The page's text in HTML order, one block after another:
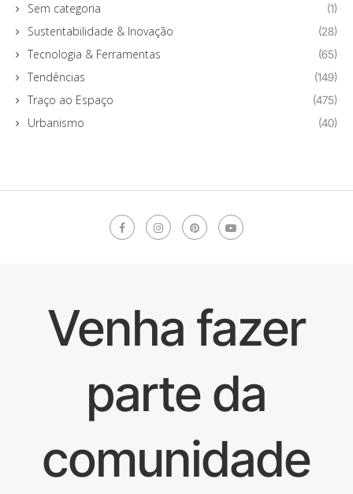
Sem categoria (1)
Sustentabilidade & Inovação (28)
Tecnologia & Ferramentas (65)
Tendências (149)
Traço ao Espaço (475)
Urbanismo (40)
Venha fazer
parte da
comunidade